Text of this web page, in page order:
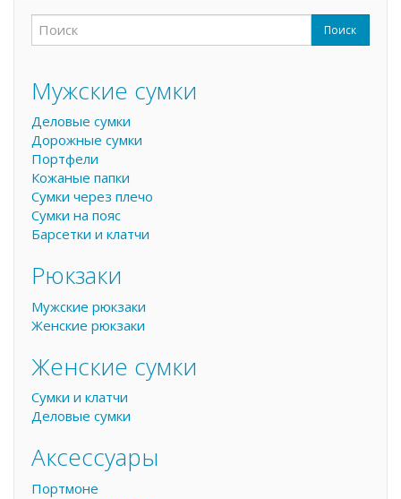
Форма поиска Поиск
Мужские сумки
Деловые сумки
Дорожные сумки
Портфели
Кожаные папки
Сумки через плечо
Сумки на пояс
Барсетки и клатчи
Рюкзаки
Мужские рюкзаки
Женские рюкзаки
Женские сумки
Сумки и клатчи
Деловые сумки
Аксессуары
Портмоне